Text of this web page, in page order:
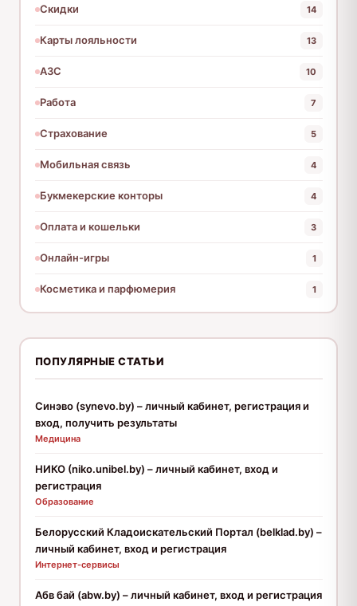
Скидки 14
Карты лояльности 13
АЗС 10
Работа 7
Страхование 5
Мобильная связь 4
Букмекерские конторы 4
Оплата и кошельки 3
Онлайн-игры 1
Косметика и парфюмерия 1
ПОПУЛЯРНЫЕ СТАТЬИ
Синэво (synevo.by) – личный кабинет, регистрация и
вход, получить результаты
Медицина
НИКО (niko.unibel.by) – личный кабинет, вход и
регистрация
Образование
Белорусский Кладоискательский Портал (belklad.by) –
личный кабинет, вход и регистрация
Интернет-сервисы
Абв бай (abw.by) – личный кабинет, вход и регистрация